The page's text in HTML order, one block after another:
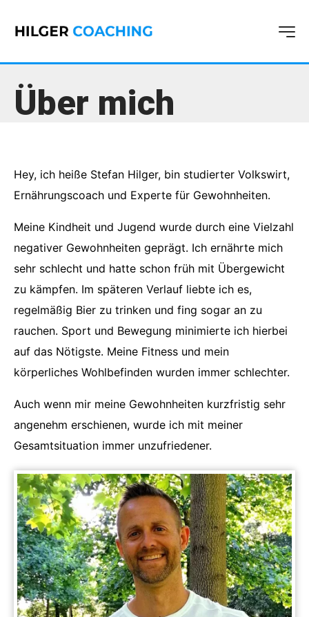
Über mich
Hey, ich heiße Stefan Hilger, bin studierter Volkswirt,
Ernährungscoach und Experte für Gewohnheiten.
Meine Kindheit und Jugend wurde durch eine Vielzahl
negativer Gewohnheiten geprägt. Ich ernährte mich
sehr schlecht und hatte schon früh mit Übergewicht
zu kämpfen. Im späteren Verlauf liebte ich es,
regelmäßig Bier zu trinken und fing sogar an zu
rauchen. Sport und Bewegung minimierte ich hierbei
auf das Nötigste. Meine Fitness und mein
körperliches Wohlbefinden wurden immer schlechter.
Auch wenn mir meine Gewohnheiten kurzfristig sehr
angenehm erschienen, wurde ich mit meiner
Gesamtsituation immer unzufriedener.